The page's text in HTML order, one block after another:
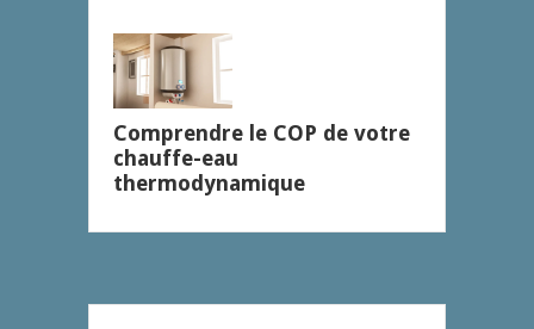
Comprendre le COP de votre
chauffe-eau
thermodynamique